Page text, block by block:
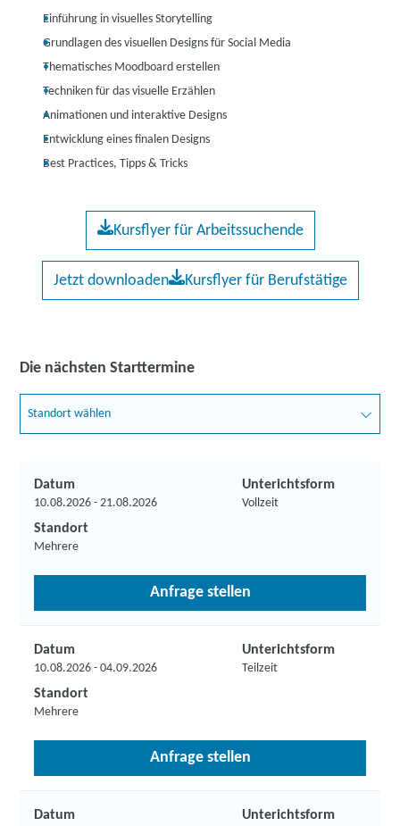
Einführung in visuelles Storytelling
Grundlagen des visuellen Designs für Social Media
Thematisches Moodboard erstellen
Techniken für das visuelle Erzählen
Animationen und interaktive Designs
Entwicklung eines finalen Designs
Best Practices, Tipps & Tricks
Kursflyer für Arbeitssuchende
Jetzt downloaden Kursflyer für Berufstätige
Die nächsten Starttermine
Standort wählen
Datum
10.08.2026 - 21.08.2026
Unterichtsform
Vollzeit
Standort
Mehrere
Anfrage stellen
Datum
10.08.2026 - 04.09.2026
Unterichtsform
Teilzeit
Standort
Mehrere
Anfrage stellen
Datum Unterichtsform